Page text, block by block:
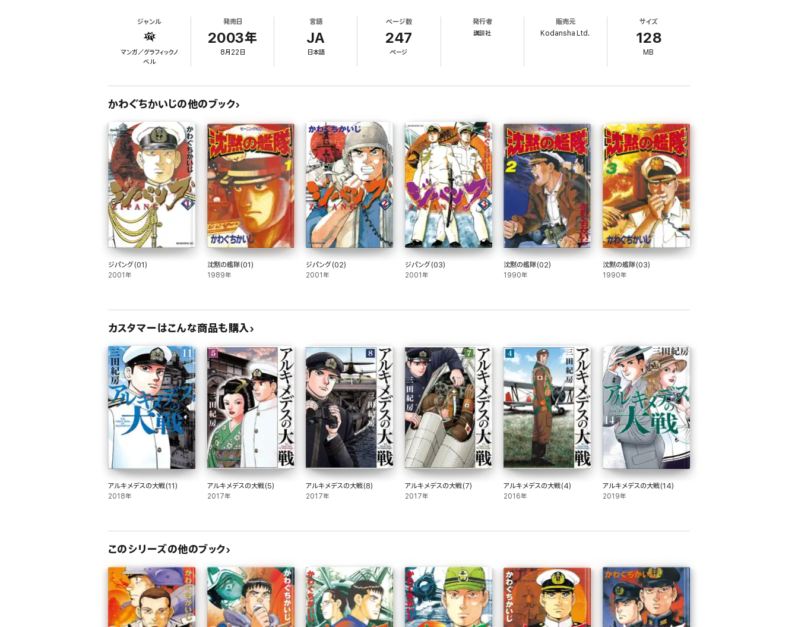
ジャンル
マンガ／グラフィックノ
ベル
発売日
2003年
8月22日
言語
JA
日本語
ページ数
247
ページ
発行者
講談社
販売元
Kodansha Ltd.
サイズ
128
MB
かわぐちかいじの他のブック
ジパング(01)
2001年
沈黙の艦隊(01)
1989年
ジパング(02)
2001年
ジパング(03)
2001年
沈黙の艦隊(02)
1990年
沈黙の艦隊(03)
1990年
カスタマーはこんな商品も購入
アルキメデスの大戦(11)
2018年
アルキメデスの大戦(5)
2017年
アルキメデスの大戦(8)
2017年
アルキメデスの大戦(7)
2017年
アルキメデスの大戦(4)
2016年
アルキメデスの大戦(14)
2019年
このシリーズの他のブック